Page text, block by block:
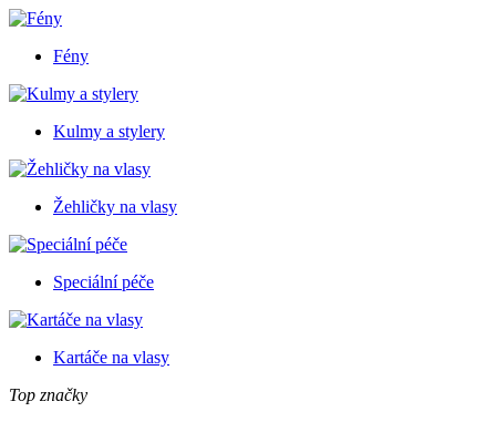
Fény
Kulmy a stylery
Žehličky na vlasy
Speciální péče
Kartáče na vlasy
Top značky